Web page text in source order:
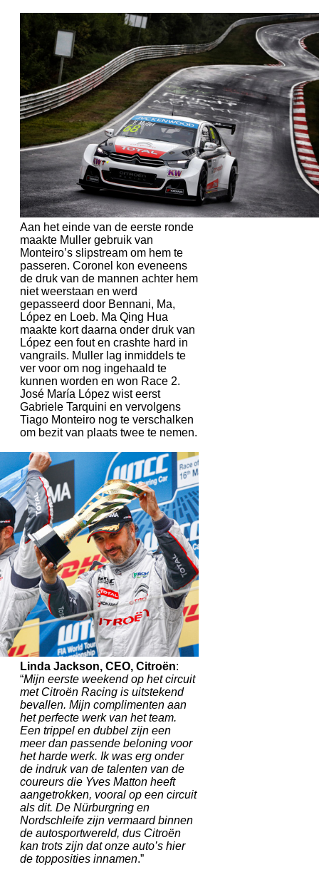
Aan het einde van de eerste ronde
maakte Muller gebruik van
Monteiro’s slipstream om hem te
passeren. Coronel kon eveneens
de druk van de mannen achter hem
niet weerstaan en werd
gepasseerd door Bennani, Ma,
López en Loeb. Ma Qing Hua
maakte kort daarna onder druk van
López een fout en crashte hard in
vangrails. Muller lag inmiddels te
ver voor om nog ingehaald te
kunnen worden en won Race 2.
José María López wist eerst
Gabriele Tarquini en vervolgens
Tiago Monteiro nog te verschalken
om bezit van plaats twee te nemen.
Linda Jackson, CEO, Citroën:
“Mijn eerste weekend op het circuit
met Citroën Racing is uitstekend
bevallen. Mijn complimenten aan
het perfecte werk van het team.
Een trippel en dubbel zijn een
meer dan passende beloning voor
het harde werk. Ik was erg onder
de indruk van de talenten van de
coureurs die Yves Matton heeft
aangetrokken, vooral op een circuit
als dit. De Nürburgring en
Nordschleife zijn vermaard binnen
de autosportwereld, dus Citroën
kan trots zijn dat onze auto’s hier
de topposities innamen.”